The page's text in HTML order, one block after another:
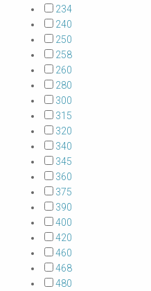
234
240
250
258
260
280
300
315
320
340
345
360
375
390
400
420
460
468
480